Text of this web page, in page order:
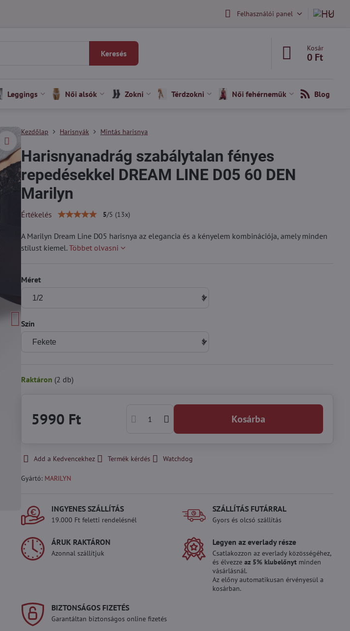
Felhasználói panel
Keresés
Kosár
0 Ft
Leggings Női alsók Zokni Térdzokni Női fehérneműk Blog
Kezdőlap Harisnyák Mintás harisnya
Harisnyanadrág szabálytalan fényes
repedésekkel DREAM LINE D05 60 DEN
Marilyn
Értékelés 5/5 (13x)
A Marilyn Dream Line D05 harisnya az elegancia és a kényelem kombinációja, amely minden
stílust kiemel.Többet olvasni
Méret
Szín
Raktáron (2 db)
5990 Ft Kosárba
Add a Kedvencekhez Termék kérdés Watchdog
Gyártó: MARILYN
INGYENES SZÁLLÍTÁS
19.000 Ft feletti rendelésnél
SZÁLLÍTÁS FUTÁRRAL
Gyors és olcsó szállítás
ÁRUK RAKTÁRON
Azonnal szállítjuk
Legyen az everlady része
Csatlakozzon az everlady közösségéhez,
és élvezzeaz 5% klubelőnyt minden
vásárlásnál.
Az előny automatikusan érvényesül a
kosárban.
BIZTONSÁGOS FIZETÉS
Garantáltan biztonságos online fizetés